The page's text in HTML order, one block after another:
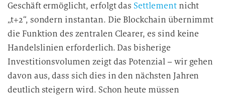
Geschäft ermöglicht, erfolgt dasSettlementnicht
„t+2“, sondern instantan. Die Blockchain übernimmt
die Funktion des zentralen Clearer, es sind keine
Handelslinien erforderlich. Das bisherige
Investitionsvolumen zeigt das Potenzial – wir gehen
davon aus, dass sich dies in den nächsten Jahren
deutlich steigern wird. Schon heute müssen